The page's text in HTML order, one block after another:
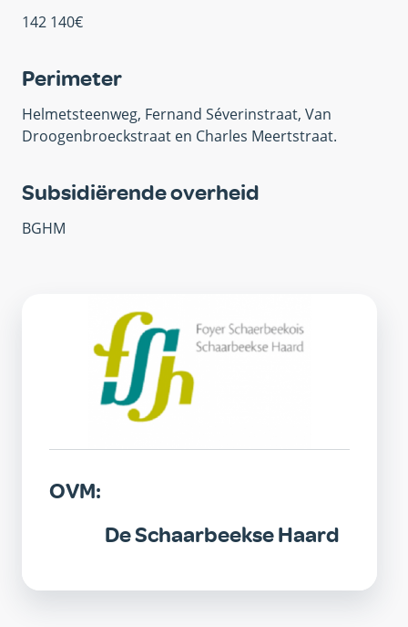
142 140€
Perimeter
Helmetsteenweg, Fernand Séverinstraat, Van
Droogenbroeckstraat en Charles Meertstraat.
Subsidiërende overheid
BGHM
OVM:
De Schaarbeekse Haard